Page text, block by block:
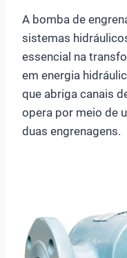
A bomba de
sistemas
essencial na
em energia
que abriga canais
opera por meio de
duas engrenagens.